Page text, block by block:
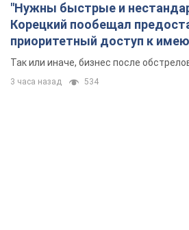
"Нужны быстрые и
Корецкий пообещал
приоритетный доступ к
складским помещениям
Так или иначе, бизнес после
3 часа назад 534